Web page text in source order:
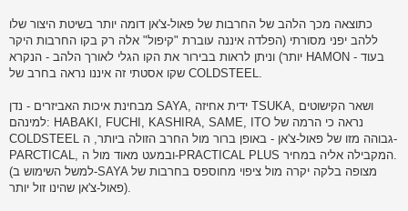
כתוצאה מכך הלהב של החרבות של פאול-צ'אן דומה יותר בשיטת היצור שלו
ללהב יפני מסורתי (הפלדה איננה עוברת "קיפול" אלה רק בקו החרבות היקר
יותר) וניתן לראות בבירור את הקו הגלי לאורך הלהב - הנקרא HAMON - בעוד
שקו אסטתי זה איננו נראה בחרב של COLDSTEEL.
מבחינת איכות האביזרים - נדן SAYA, ידית אחיזה TSUKA, ושאר הקישוטים
למינהם: HABAKI, FUCHI, KASHIRA, SAME, ITO נראה כי הרמה של
COLDSTEEL גבוהה מזו של פאול-צ'אן - באופן ברור מול החרב הזולה ביותר, ה-
PARCTICAL, ובמעט מאוד מול ה-PRACTICAL PLUS המקבילה אליה במחיר.
(למשל השימוש ב-SAYA מצופה בלקה יקרה מול ציפוי מחוספס בחרבות של
פאול-צ'אן שהינו זול יותר).